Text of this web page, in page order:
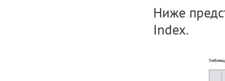
Ниже
Index.